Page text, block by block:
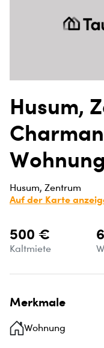
Husum,
Wohnung
Husum, Zentrum
Auf der Karte
500 €
Kaltmiete
Merkmale
Wohnung